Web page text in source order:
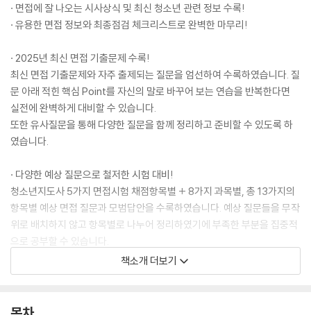
· 면접에 잘 나오는 시사상식 및 최신 청소년 관련 정보 수록!
· 유용한 면접 정보와 최종점검 체크리스트로 완벽한 마무리!
· 2025년 최신 면접 기출문제 수록!
최신 면접 기출문제와 자주 출제되는 질문을 엄선하여 수록하였습니다. 질
문 아래 적힌 핵심 Point를 자신의 말로 바꾸어 보는 연습을 반복한다면
실전에 완벽하게 대비할 수 있습니다.
또한 유사질문을 통해 다양한 질문을 함께 정리하고 준비할 수 있도록 하
였습니다.
· 다양한 예상 질문으로 철저한 시험 대비!
청소년지도사 5가지 면접시험 채점항목별 + 8가지 과목별, 총 13가지의
항목별 예상 면접 질문과 모범답안을 수록하였습니다. 예상 질문들을 무작
위로 배치하지 않고 항목별로 나누어 정리하였기에 부족한 부분을 집중적
으로 공부할 수 있습니다.
· 면접에 잘 나오는 시사상식 및 최신 청소년 관련 정보 수록!
식을 정리하였고, ‘청소년 관련 정보’는 앞선 예상 질문과 기출문제에 등장
책소개 더보기